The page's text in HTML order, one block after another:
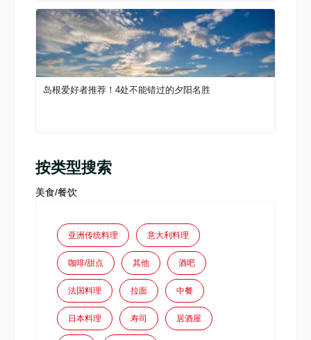
岛根爱好者推荐！4处不能错过的夕阳名胜
按类型搜索
美食/餐饮
亚洲传统料理 意大利料理
咖啡/甜点 其他 酒吧
法国料理 拉面 中餐
日本料理 寿司 居酒屋